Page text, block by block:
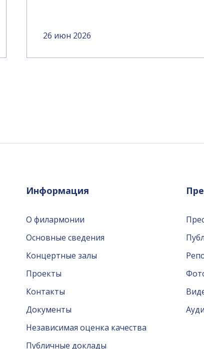
26 июн 2026
Информация
О филармонии
Основные сведения
Концертные залы
Проекты
Контакты
Документы
Независимая оценка качества
Публичные доклады